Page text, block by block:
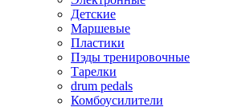
Детские
Маршевые
Пластики
Пэды тренировочные
Тарелки
drum pedals
Комбоусилители